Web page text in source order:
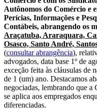
Autônomos do Comércio e
Perícias, Informações e
Contábeis, abrangendo os
Araçatuba, Araraquara,
Osasco, Santo André,
(consultar abrangência),
advogados, data base 1º de
exceção feita às cláusulas de
de 1 (um) ano. Destacamos
negociadas, lembrando que
se aplica aos empregados
diferenciadas.